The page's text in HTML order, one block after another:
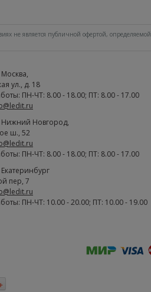
не является публичной офертой, определяемой
Москва,
ул., д. 18
ПН-ЧТ: 8.00 - 18.00; ПТ: 8.00 - 17.00
Нижний Новгород,
ш., 52
ПН-ЧТ: 8.00 - 18.00; ПТ: 8.00 - 17.00
Екатеринбург
пер, 7
ПН-ЧТ: 10.00 - 20.00; ПТ: 10.00 - 19.00